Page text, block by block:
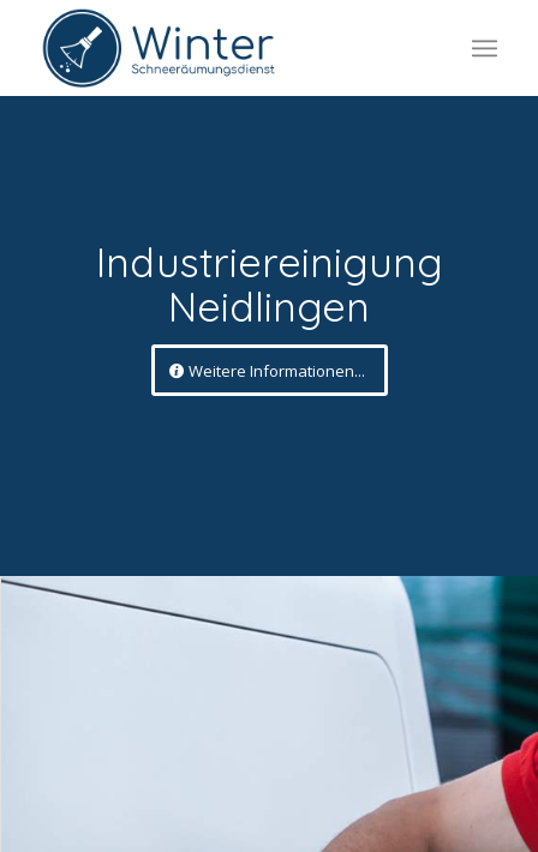
Industriereinigung
Neidlingen
Weitere Informationen...